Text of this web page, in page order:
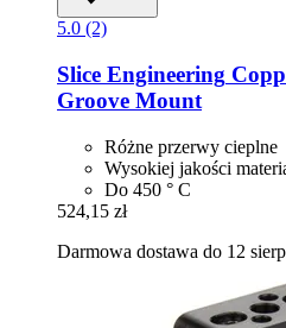
5.0 (2)
Slice Engineering
Groove Mount
Różne przerwy cieplne
Wysokiej jakości
Do 450 ° C
524,15 zł
Darmowa dostawa do 12